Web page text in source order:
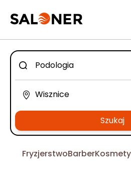
Szukaj
FryzjerstwoBarber